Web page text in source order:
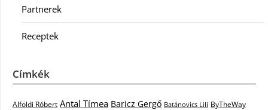
Partnerek
Receptek
Címkék
Alföldi Róbert Antal Tímea Baricz Gergő Batánovics Lili ByTheWay